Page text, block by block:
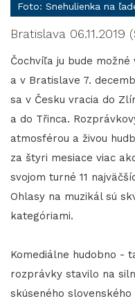
Foto: Snehulienka na
Bratislava 06.11.2019
Čochvíľa ju bude
a v Bratislave 7.
sa v Česku vracia do
a do Třinca.
atmosférou a živou
za štyri mesiace viac
svojom turné 11
Ohlasy na muzikál sú
kategóriami.
Komediálne hudobno -
rozprávky stavilo na
skúseného